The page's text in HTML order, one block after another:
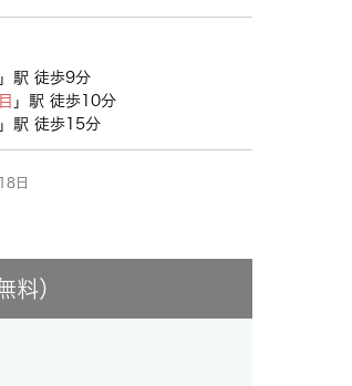
」駅 徒歩9分
」駅 徒歩10分
」駅 徒歩15分
日
料）